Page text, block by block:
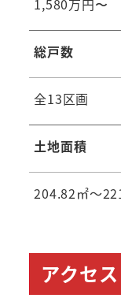
1,580万円〜
総戸数
全13区画
土地面積
204.82㎡～
アクセス